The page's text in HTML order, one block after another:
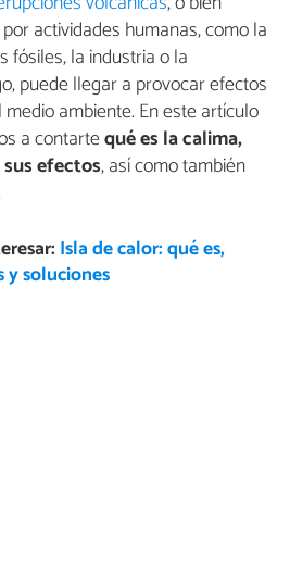
actividades humanas, como la
fósiles, la industria o la
puede llegar a provocar efectos
ambiente. En este artículo
a contartequé es la calima,
efectos, así como también
Isla de calor: qué es,
y soluciones